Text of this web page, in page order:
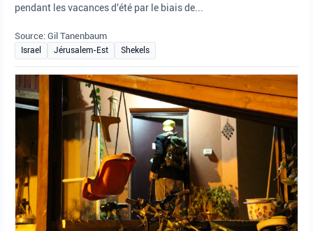
pendant les vacances d'été par le biais de...
Source: Gil Tanenbaum
Israel Jérusalem-Est Shekels